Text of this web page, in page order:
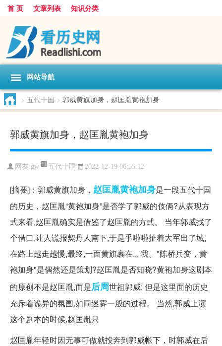
首 页 文章列表 知识分类
网站导航
> 五代十国 > 郭威黄旗加身，赵匡胤黄袍加身
郭威黄旗加身，赵匡胤黄袍加身
网友:gw 五代十国 2022-12-19 06:55:12
[摘要]：郭威黄旗加身， 赵匡胤黄袍加身是一段五代十国
的历史，赵匡胤“黄袍加身”是否学了郭威的伎俩?从表现方
式来看,赵匡胤确实是借鉴了赵匡胤的方式。 当年郭威找了
个借口,让人谎报契丹人南下,于是乎啦啦扯着大军出了城,
在路上越走越慢,最终,一面黄旗裹在... 我。"陈桥兵变，黄
袍加身"是偶然还是策划?赵匡胤是否知晓?黄袍加身这剧本
的原创不是赵匡胤,而是后周世祖郭威; 但是这里面的历史
充斥着诡异的氛围,如同迷雾一般的过程。 当然,郭威上演
这个剧本的时候,赵匡胤只
赵匡胤年轻时因无事可做就投奔到郭威帐下，时郭威在后